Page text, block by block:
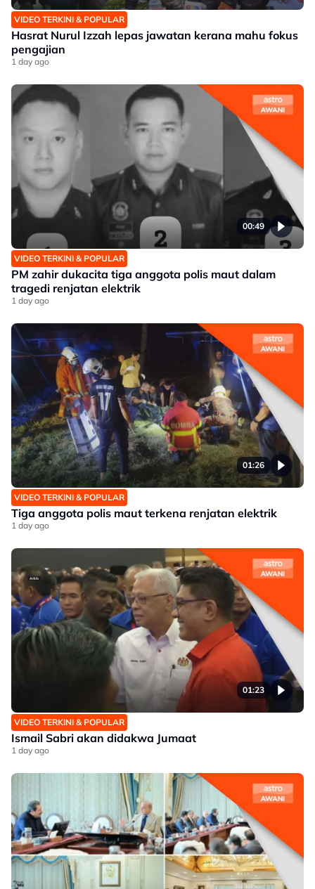
VIDEO TERKINI & POPULAR
Hasrat Nurul Izzah lepas jawatan kerana mahu fokus
pengajian
1 day ago
00:49
VIDEO TERKINI & POPULAR
PM zahir dukacita tiga anggota polis maut dalam
tragedi renjatan elektrik
1 day ago
01:26
VIDEO TERKINI & POPULAR
Tiga anggota polis maut terkena renjatan elektrik
1 day ago
01:23
VIDEO TERKINI & POPULAR
Ismail Sabri akan didakwa Jumaat
1 day ago